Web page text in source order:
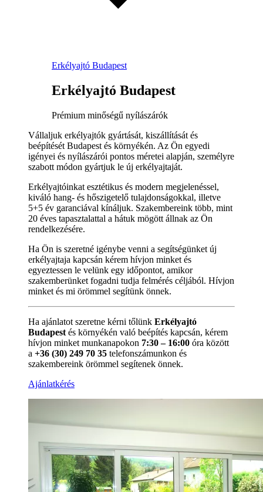
Erkélyajtó Budapest
Erkélyajtó Budapest
Prémium minőségű nyílászárók
Vállaljuk erkélyajtók gyártását, kiszállítását és
beépítését Budapest és környékén. Az Ön egyedi
igényei és nyílászárói pontos méretei alapján, személyre
szabott módon gyártjuk le új erkélyajtaját.
Erkélyajtóinkat esztétikus és modern megjelenéssel,
kiváló hang- és hőszigetelő tulajdonságokkal, illetve
5+5 év garanciával kínáljuk. Szakembereink több, mint
20 éves tapasztalattal a hátuk mögött állnak az Ön
rendelkezésére.
Ha Ön is szeretné igénybe venni a segítségünket új
erkélyajtaja kapcsán kérem hívjon minket és
egyeztessen le velünk egy időpontot, amikor
szakemberünket fogadni tudja felmérés céljából. Hívjon
minket és mi örömmel segítünk önnek.
Ha ajánlatot szeretne kérni tőlünk Erkélyajtó
Budapest és környékén való beépítés kapcsán, kérem
hívjon minket munkanapokon 7:30 – 16:00 óra között
a +36 (30) 249 70 35 telefonszámunkon és
szakembereink örömmel segítenek önnek.
Ajánlatkérés